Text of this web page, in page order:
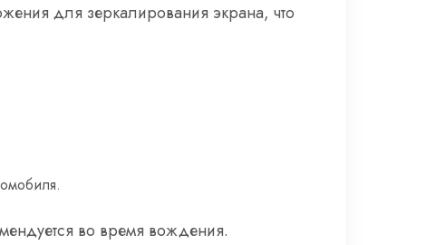
для зеркалирования экрана, что
во время вождения.